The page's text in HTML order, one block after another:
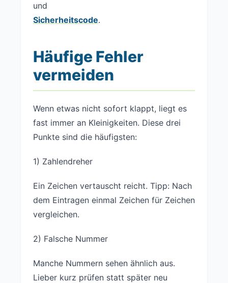
und
Sicherheitscode.
Häufige Fehler
vermeiden
Wenn etwas nicht sofort klappt, liegt es
fast immer an Kleinigkeiten. Diese drei
Punkte sind die häufigsten:
1) Zahlendreher
Ein Zeichen vertauscht reicht. Tipp: Nach
dem Eintragen einmal Zeichen für Zeichen
vergleichen.
2) Falsche Nummer
Manche Nummern sehen ähnlich aus.
Lieber kurz prüfen statt später neu